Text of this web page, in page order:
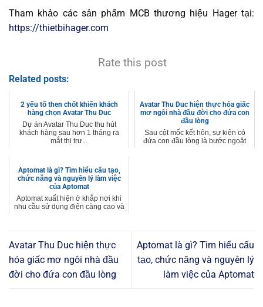
Tham khảo các sản phẩm MCB thương hiệu Hager tại:
https://thietbihager.com
Rate this post
Related posts:
2 yếu tố then chốt khiến khách
hàng chọn Avatar Thu Duc
Dự án Avatar Thu Duc thu hút
khách hàng sau hơn 1 tháng ra
mắt thị trư...
Avatar Thu Duc hiện thực hóa giấc
mơ ngôi nhà đầu đời cho đứa con
đầu lòng
Sau cột mốc kết hôn, sự kiện có
đứa con đầu lòng là bước ngoặt
Aptomat là gì? Tìm hiểu cấu tạo,
chức năng và nguyên lý làm việc
của Aptomat
Aptomat xuất hiện ở khắp nơi khi
nhu cầu sử dụng điện càng cao và
Avatar Thu Duc hiện thực
hóa giấc mơ ngôi nhà đầu
đời cho đứa con đầu lòng
Aptomat là gì? Tìm hiểu cấu
tạo, chức năng và nguyên lý
làm việc của Aptomat